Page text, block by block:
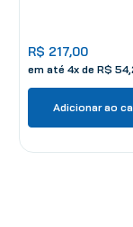
R$ 217,00
em até 4x de R$ 54,
Adicionar ao